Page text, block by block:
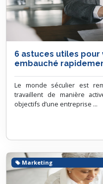
6 astuces utiles
embauché
Le monde séculier est
travaillent de manière
objectifs d’une entreprise ...
Marketing